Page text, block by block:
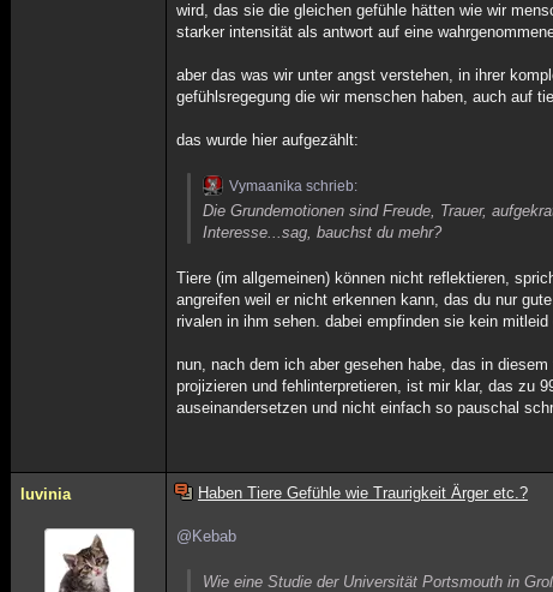
wird, das sie die gleichen gefühle hätten wie wir
starker intensität als antwort auf eine
aber das was wir unter angst verstehen, in ihrer
gefühlsregegung die wir menschen haben, auch auf
das wurde hier aufgezählt:
Vymaanika schrieb:
Die Grundemotionen sind Freude, Trauer,
Interesse...sag, bauchst du mehr?
Tiere (im allgemeinen) können nicht reflektieren,
angreifen weil er nicht erkennen kann, das du nur
rivalen in ihm sehen. dabei empfinden sie kein
nun, nach dem ich aber gesehen habe, das in
projizieren und fehlinterpretieren, ist mir klar, das zu
auseinandersetzen und nicht einfach so pauschal
luvinia Haben Tiere Gefühle wie Traurigkeit Ärger etc.?
@Kebab
Wie eine Studie der Universität Portsmouth in